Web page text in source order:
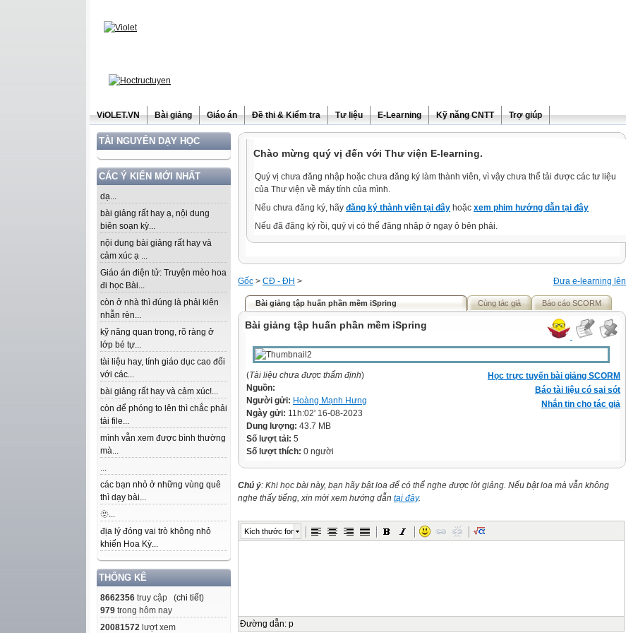
ViOLET.VN Bài giảng Giáo án Đề thi & Kiểm tra Tư liệu E-Learning Kỹ năng CNTT Trợ giúp
TÀI NGUYÊN DẠY HỌC
CÁC Ý KIẾN MỚI NHẤT
dạ...
bài giảng rất hay ạ, nội dung
biên soạn kỳ...
nội dung bài giảng rất hay và
cảm xúc ạ ...
Giáo án điện tử: Truyện mèo hoa
đi học Bài...
còn ở nhà thì đúng là phải kiên
nhẫn rèn...
kỹ năng quan trọng, rõ ràng ở
lớp bé tự...
tài liệu hay, tính giáo dục cao đối
với các...
bài giảng rất hay và cảm xúc!...
còn để phóng to lên thì chắc phải
tải file...
mình vẫn xem được bình thường
mà...
...
các bạn nhỏ ở những vùng quê
thì dạy bài...
🫥...
địa lý đóng vai trò không nhỏ
khiến Hoa Kỳ...
THỐNG KÊ
8662356 truy cập (chi tiết)
979 trong hôm nay
20081572 lượt xem
Chào mừng quý vị đến với Thư viện E-learning.
Quý vị chưa đăng nhập hoặc chưa đăng ký làm thành viên, vì vậy chưa thể tải được các tư liệu
của Thư viện về máy tính của mình.
Nếu chưa đăng ký, hãy đăng ký thành viên tại đây hoặc xem phim hướng dẫn tại đây
Nếu đã đăng ký rồi, quý vị có thể đăng nhập ở ngay ô bên phải.
Đưa e-learning lên
Gốc > CĐ - ĐH >
Bài giảng tập huấn phần mềm iSpring Cùng tác giả Báo cáo SCORM
Bài giảng tập huấn phần mềm iSpring
Học trực tuyến bài giảng SCORM
Báo tài liệu có sai sót
Nhắn tin cho tác giả
(Tài liệu chưa được thẩm định)
Nguồn:
Người gửi: Hoàng Mạnh Hưng
Ngày gửi: 11h:02' 16-08-2023
Dung lượng: 43.7 MB
Số lượt tải: 5
Số lượt thích: 0 người
Chú ý: Khi học bài này, bạn hãy bật loa để có thể nghe được lời giảng. Nếu bật loa mà vẫn không
nghe thấy tiếng, xin mời xem hướng dẫn tại đây.
Kích thước font
Đường dẫn: p